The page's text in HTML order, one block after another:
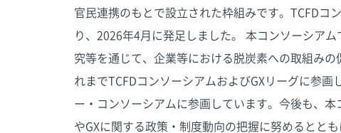
官民連携のもとで設立された枠組みです。TCFDコ
り、2026年4月に発足しました。 本コンソーシア
究等を通じて、企業等における脱炭素への取組み
れまでTCFDコンソーシアムおよびGXリーグに参画
ー・コンソーシアムに参画しています。今後も、
やGXに関する政策・制度動向の把握に努めるとと